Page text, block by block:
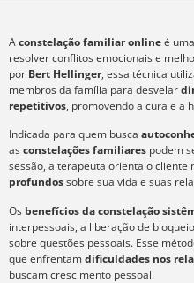
Aconstelação familiar onlineé
resolver conflitos emocionais e
por Bert Hellinger, essa técnica
membros da família para desvelar
repetitivos, promovendo a cura e a
Indicada para quem busca
asconstelações familiares podem
sessão, a terapeuta orienta o cliente
profundossobre sua vida e suas
Os benefícios da constelação
interpessoais, a liberação de
sobre questões pessoais. Esse
que enfrentamdificuldades nos
buscam crescimento pessoal.